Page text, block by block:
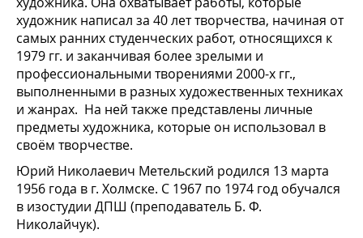
художник написал за 40 лет творчества, начиная от
самых ранних студенческих работ, относящихся к
1979 гг. и заканчивая более зрелыми и
профессиональными творениями 2000-х гг.,
выполненными в разных художественных техниках
и жанрах. На ней также представлены личные
предметы художника, которые он использовал в
своём творчестве.
Юрий Николаевич Метельский родился 13 марта
1956 года в г. Холмске. С 1967 по 1974 год обучался
в изостудии ДПШ (преподаватель Б. Ф.
Николайчук).